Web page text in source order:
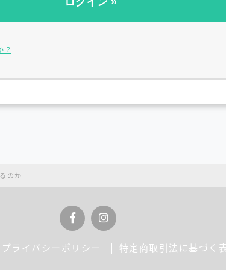
?
のか
プライバシーポリシー 特定商取引法に基づく